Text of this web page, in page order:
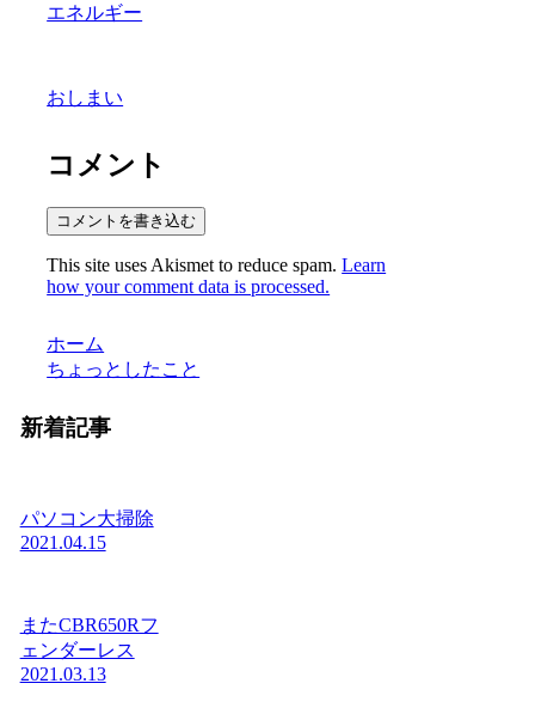
エネルギー
おしまい
コメント
コメントを書き込む
This site uses Akismet to reduce spam.Learn
how your comment data is processed.
ホーム
ちょっとしたこと
新着記事
パソコン大掃除
2021.04.15
またCBR650Rフ
ェンダーレス
2021.03.13